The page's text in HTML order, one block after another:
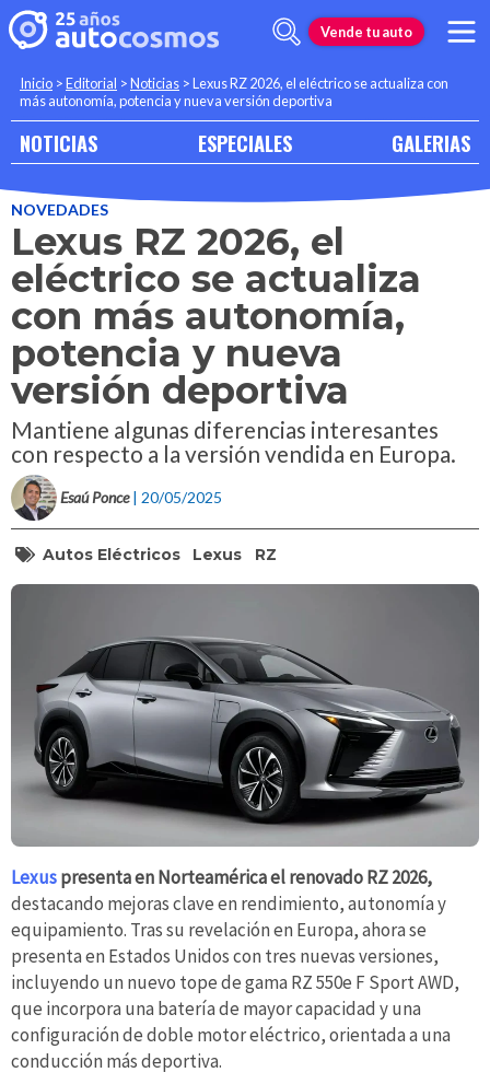
Vende tu auto
Inicio >Editorial >Noticias >Lexus RZ 2026, el eléctrico se actualiza con
más autonomía, potencia y nueva versión deportiva
NOTICIAS ESPECIALES GALERIAS
NOVEDADES
Lexus RZ 2026, el
eléctrico se actualiza
con más autonomía,
potencia y nueva
versión deportiva
Mantiene algunas diferencias interesantes
con respecto a la versión vendida en Europa.
Esaú Ponce | 20/05/2025
Autos Eléctricos Lexus RZ
Lexuspresenta en Norteamérica el renovado RZ 2026,
destacando mejoras clave en rendimiento, autonomía y
equipamiento. Tras su revelación en Europa, ahora se
presenta en Estados Unidos con tres nuevas versiones,
incluyendo un nuevo tope de gama RZ 550e F Sport AWD,
que incorpora una batería de mayor capacidad y una
configuración de doble motor eléctrico, orientada a una
conducción más deportiva.